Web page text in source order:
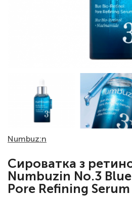
Numbuz:n
Сироватка з
Numbuzin No.3
Pore Refining